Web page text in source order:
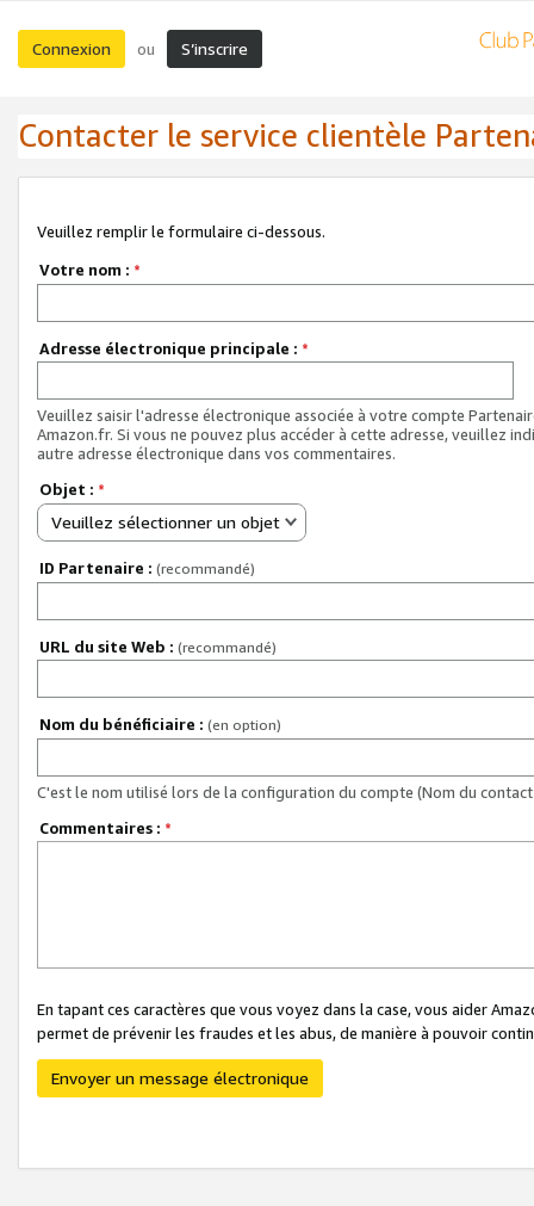
Connexion ou S’inscrire
Contacter le service clientèle
Veuillez remplir le formulaire ci-dessous.
Votre nom : *
Adresse électronique principale : *
Veuillez saisir l'adresse électronique associée à votre compte
Amazon.fr. Si vous ne pouvez plus accéder à cette adresse, veuillez
autre adresse électronique dans vos commentaires.
Objet : *
Veuillez sélectionner un objet
ID Partenaire : (recommandé)
URL du site Web : (recommandé)
Nom du bénéficiaire : (en option)
C'est le nom utilisé lors de la configuration du compte (Nom du
Commentaires : *
En tapant ces caractères que vous voyez dans la case, vous aider
permet de prévenir les fraudes et les abus, de manière à pouvoir
Envoyer un message électronique